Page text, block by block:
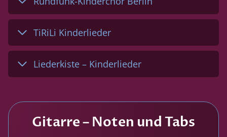
TiRiLi Kinderlieder
Liederkiste – Kinderlieder
Gitarre – Noten und Tabs